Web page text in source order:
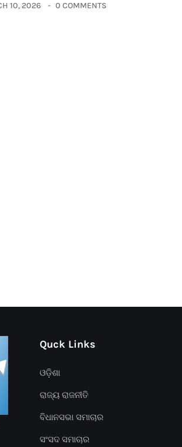
10, 2026 0 COMMENTS
Quck Links
ଓଡ଼ିଶା
ରାଜ୍ୟ ରାଜନୀତି
ବିଧାନସଭା ସମାଚାର
ସଂସଦ ସମାଚାର